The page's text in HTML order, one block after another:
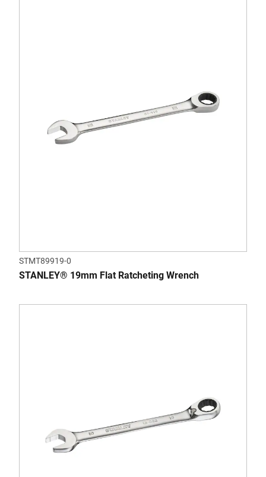
STMT89919-0
STANLEY® 19mm Flat Ratcheting Wrench